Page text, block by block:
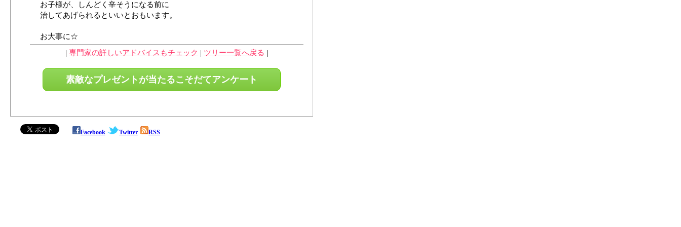
お子様が、しんどく辛そうになる前に
治してあげられるといいとおもいます。
お大事に☆
| 専門家の詳しいアドバイスもチェック | ツリー一覧へ戻る |
素敵なプレゼントが当たるこそだてアンケート
Facebook Twitter RSS